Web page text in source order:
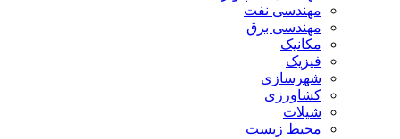
مهندسی نفت
مهندسی برق
مکانیک
فیزیک
شهرسازی
کشاورزی
شیلات
محیط زیست